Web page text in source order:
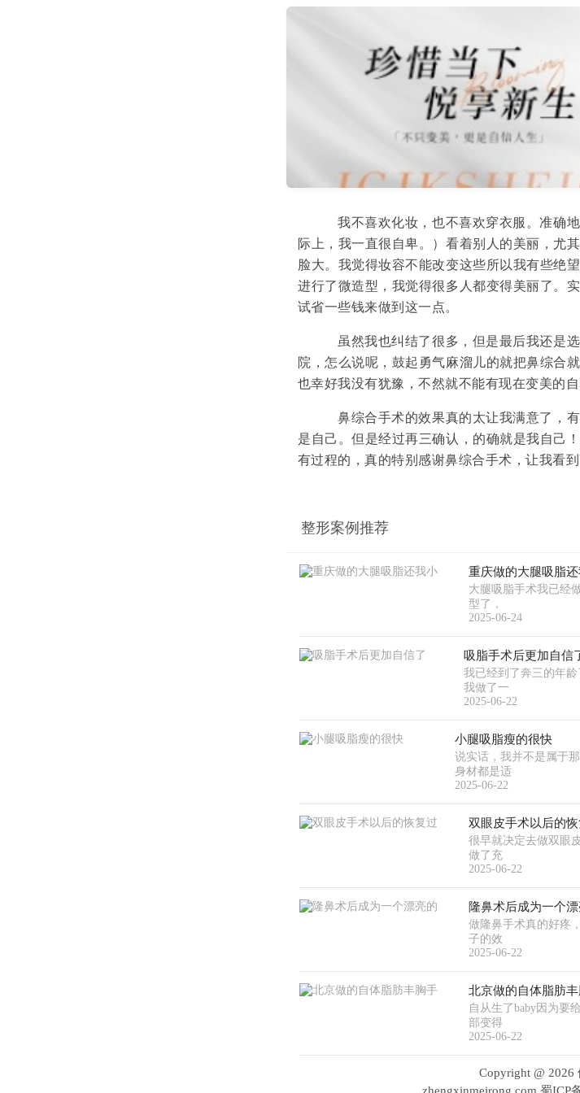
我不喜欢化妆，也不喜欢穿衣服。准确地
际上，我一直很自卑。）看着别人的美丽，尤
脸大。我觉得妆容不能改变这些所以我有些绝
进行了微造型，我觉得很多人都变得美丽了。
试省一些钱来做到这一点。
虽然我也纠结了很多，但是最后我还是选
院，怎么说呢，鼓起勇气麻溜儿的就把鼻综合
也幸好我没有犹豫，不然就不能有现在变美的自
鼻综合手术的效果真的太让我满意了，有
是自己。但是经过再三确认，的确就是我自己
有过程的，真的特别感谢鼻综合手术，让我看到
整形案例推荐
重庆做的大腿吸脂
大腿吸脂手术我已经
型了，
2025-06-24
吸脂手术后更加自信
我已经到了奔三的年
我做了一
2025-06-22
小腿吸脂瘦的很快
说实话，我并不是属于
身材都是适
2025-06-22
双眼皮手术以后的
很早就决定去做双眼
做了充
2025-06-22
隆鼻术后成为一个
做隆鼻手术真的好疼
子的效
2025-06-22
北京做的自体脂肪
自从生了baby因为要
部变得
2025-06-22
Copyright @ 2026